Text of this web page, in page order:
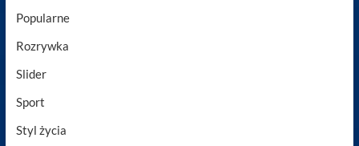
Popularne
Rozrywka
Slider
Sport
Styl życia